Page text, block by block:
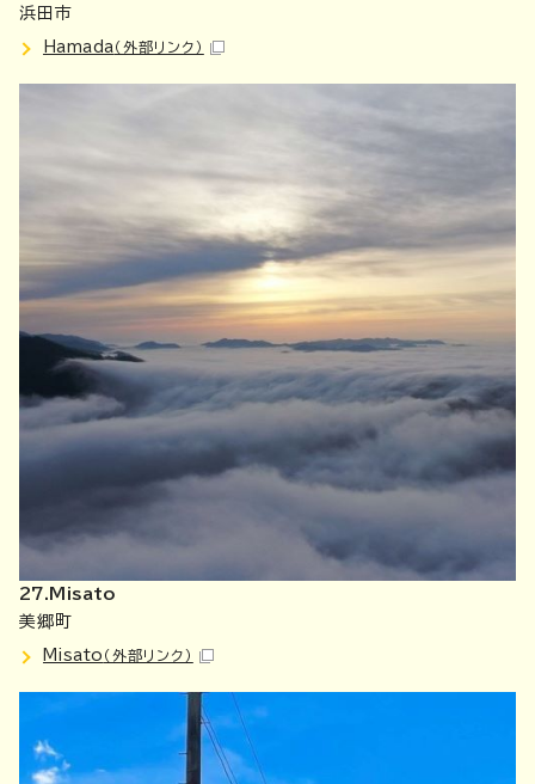
浜田市
Hamada （外部リンク）
27.Misato
美郷町
Misato （外部リンク）